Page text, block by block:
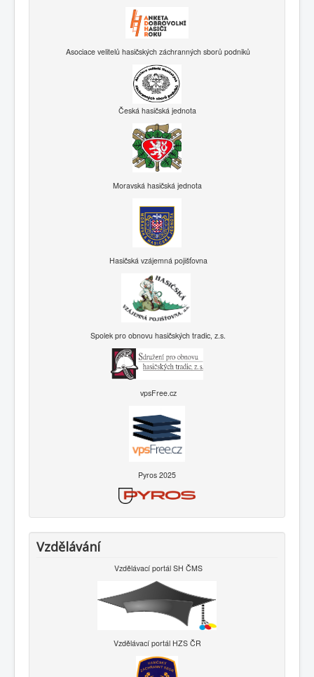
Asociace velitelů hasičských záchranných sborů podniků
Česká hasičská jednota
Moravská hasičská jednota
Hasičská vzájemná pojišťovna
Spolek pro obnovu hasičských tradic, z.s.
vpsFree.cz
Pyros 2025
Vzdělávání
Vzdělávací portál SH ČMS
Vzdělávací portál HZS ČR